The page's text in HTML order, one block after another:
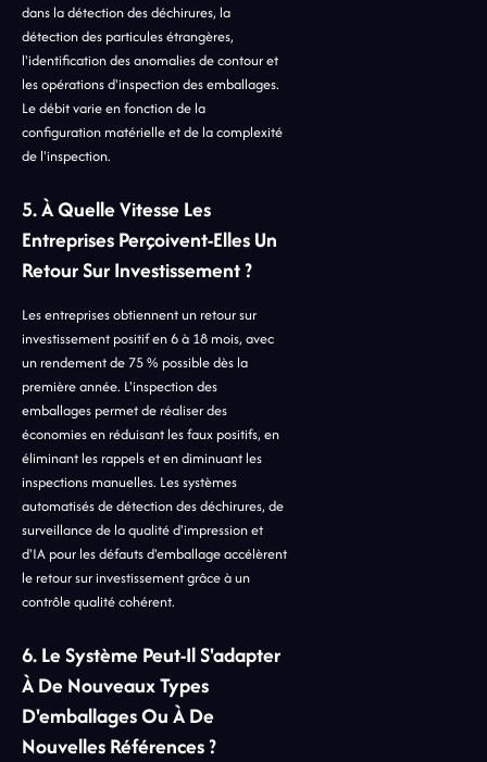
dans la détection des déchirures, la
détection des particules étrangères,
l'identification des anomalies de contour et
les opérations d'inspection des emballages.
Le débit varie en fonction de la
configuration matérielle et de la complexité
de l'inspection.
5. À Quelle Vitesse Les
Entreprises Perçoivent-Elles Un
Retour Sur Investissement ?
Les entreprises obtiennent un retour sur
investissement positif en 6 à 18 mois, avec
un rendement de 75 % possible dès la
première année. L'inspection des
emballages permet de réaliser des
économies en réduisant les faux positifs, en
éliminant les rappels et en diminuant les
inspections manuelles. Les systèmes
automatisés de détection des déchirures, de
surveillance de la qualité d'impression et
d'IA pour les défauts d'emballage accélèrent
le retour sur investissement grâce à un
contrôle qualité cohérent.
6. Le Système Peut-Il S'adapter
À De Nouveaux Types
D'emballages Ou À De
Nouvelles Références ?